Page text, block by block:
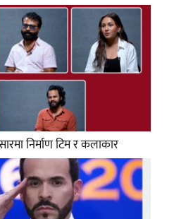
निर्माण टिम र कलाकार